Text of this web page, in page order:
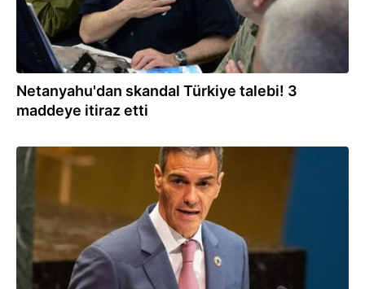
Netanyahu'dan skandal Türkiye talebi! 3
maddeye itiraz etti
02.08.2026